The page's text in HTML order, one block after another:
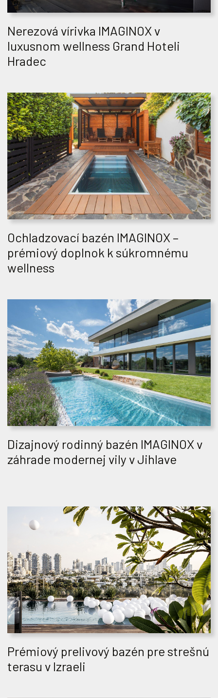
Nerezová vírivka IMAGINOX v
luxusnom wellness Grand Hoteli
Hradec
Ochladzovací bazén IMAGINOX –
prémiový doplnok k súkromnému
wellness
Dizajnový rodinný bazén IMAGINOX v
záhrade modernej vily v Jihlave
Prémiový prelivový bazén pre strešnú
terasu v Izraeli